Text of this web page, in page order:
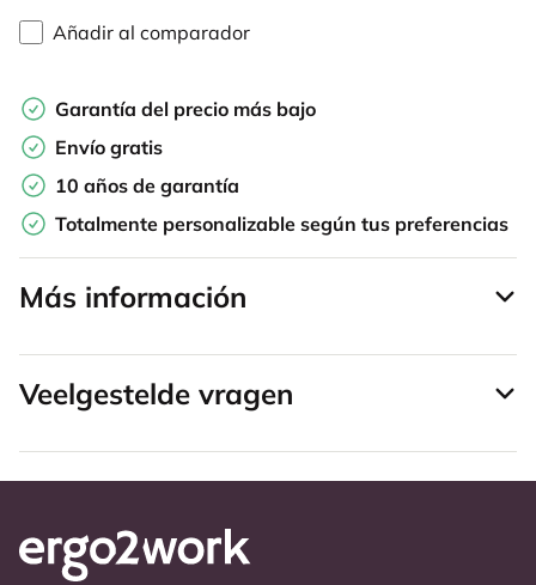
Añadir al comparador
Garantía del precio más bajo
Envío gratis
10 años de garantía
Totalmente personalizable según tus preferencias
Más información
Veelgestelde vragen